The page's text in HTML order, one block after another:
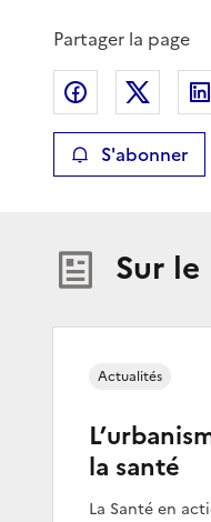
Partager la page
Partager sur
S'abonner
Sur
la santé
La Santé en
Actualités